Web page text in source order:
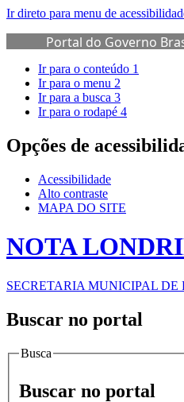
Ir direto para menu de
Portal do Governo
de Governo
Ir para o conteúdo 1
Ir para o menu 2
Ir para a busca 3
Ir para o rodapé 4
Opções de
Acessibilidade
Alto contraste
MAPA DO SITE
NOTA
SECRETARIA MUNICIPAL DE
Buscar no portal
Busca
Buscar no portal